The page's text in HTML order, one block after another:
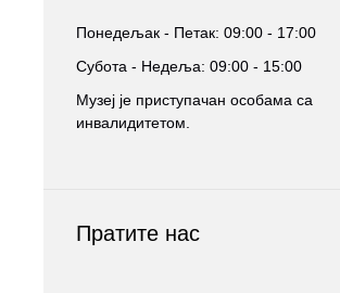
Понедељак - Петак: 09:00 - 17:00
Субота - Недеља: 09:00 - 15:00
Музеј је приступачан особама са
инвалидитетом.
Пратите нас